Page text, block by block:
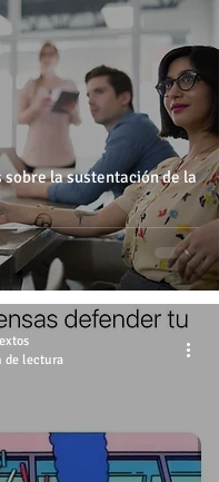
sobre la sustentación de la
de lectura